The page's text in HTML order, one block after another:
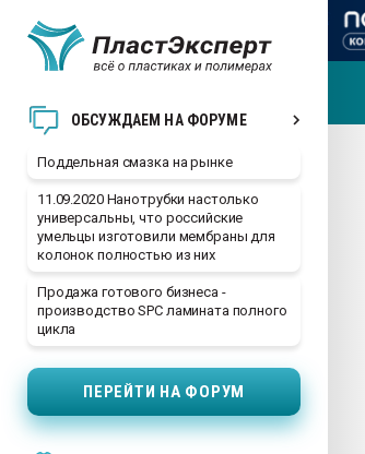
ОБСУЖДАЕМ НА ФОРУМЕ
Поддельная смазка на рынке
11.09.2020 Нанотрубки настолько
универсальны, что российские
умельцы изготовили мембраны для
колонок полностью из них
Продажа готового бизнеса -
производство SPC ламината полного
цикла
ПЕРЕЙТИ НА ФОРУМ